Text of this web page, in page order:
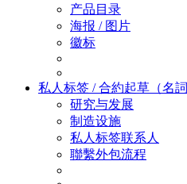
产品目录
海报 / 图片
徽标
私人标签 / 合約起草（名詞
研究与发展
制造设施
私人标签联系人
聯繫外包流程